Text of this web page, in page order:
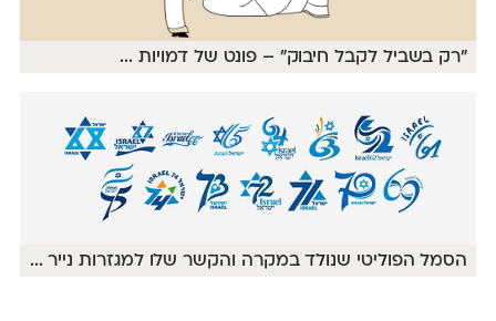
״רק בשביל לקבל חיבוק״ – פונט של דמויות ...
הסמל הפוליטי שנולד במקרה והקשר שלו למגזרות נייר...